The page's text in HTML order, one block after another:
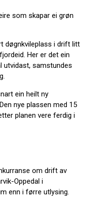
som skapar ei grøn
døgnkvileplass i drift litt
Her er det ein
utvidast, samstundes
ein heilt ny
nye plassen med 15
planen vere ferdig i
om drift av
Oppedal i
enn i førre utlysing.